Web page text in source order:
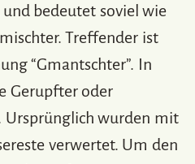
bedeutet soviel wie
Treffender ist
“Gmantschter”. In
Gerupfter oder
Ursprünglich wurden mit
verwertet. Um den